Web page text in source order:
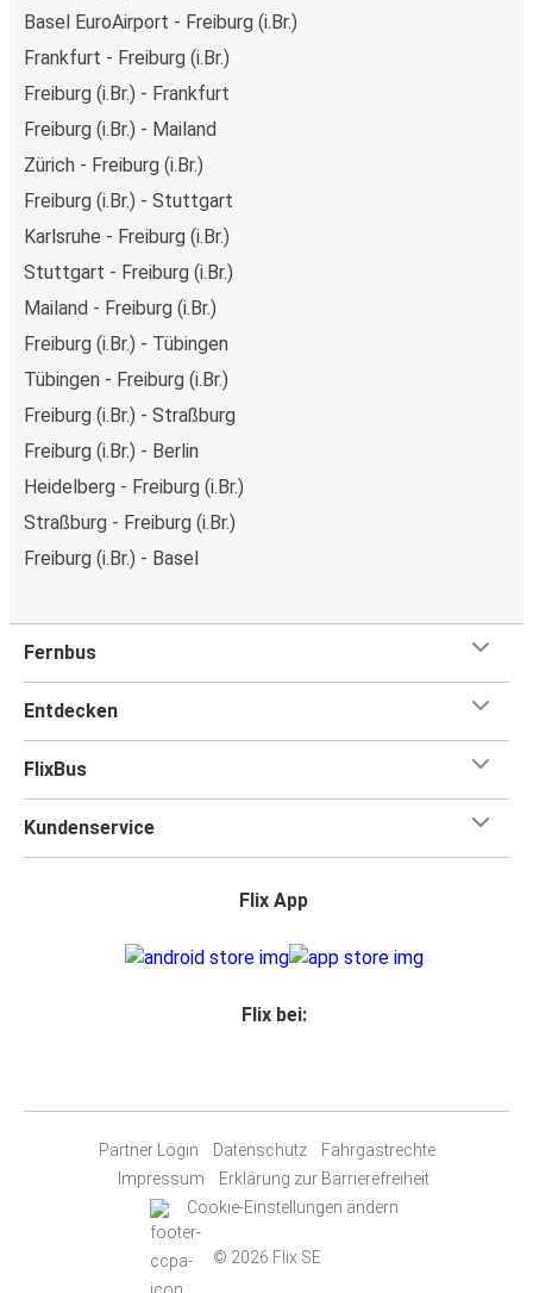
Basel EuroAirport - Freiburg (i.Br.)
Frankfurt - Freiburg (i.Br.)
Freiburg (i.Br.) - Frankfurt
Freiburg (i.Br.) - Mailand
Zürich - Freiburg (i.Br.)
Freiburg (i.Br.) - Stuttgart
Karlsruhe - Freiburg (i.Br.)
Stuttgart - Freiburg (i.Br.)
Mailand - Freiburg (i.Br.)
Freiburg (i.Br.) - Tübingen
Tübingen - Freiburg (i.Br.)
Freiburg (i.Br.) - Straßburg
Freiburg (i.Br.) - Berlin
Heidelberg - Freiburg (i.Br.)
Straßburg - Freiburg (i.Br.)
Freiburg (i.Br.) - Basel
Fernbus
Entdecken
FlixBus
Kundenservice
Flix App
Flix bei:
Partner Login Datenschutz
Fahrgastrechte
Impressum
Erklärung zur Barrierefreiheit
Cookie-Einstellungen ändern
© 2026 Flix SE